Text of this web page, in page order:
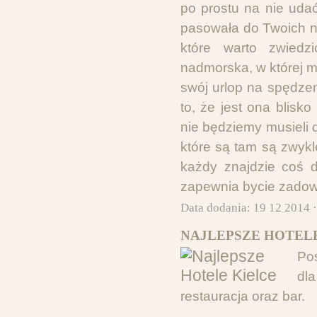
po prostu na nie
pasowała do Twoich
które warto
nadmorska, w której
swój urlop na
to, że jest ona blisko
nie będziemy musieli
które są tam są
każdy znajdzie coś
zapewnia bycie
Data dodania: 19 12 2014
NAJLEPSZE
restauracja oraz bar.